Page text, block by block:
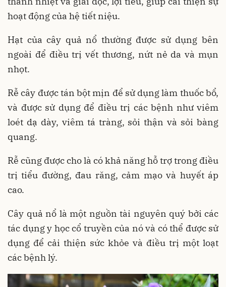
hoạt động của hệ tiết niệu.
Hạt của cây quả nổ thường được sử dụng bên
ngoài để điều trị vết thương, nứt nẻ da và mụn
nhọt.
Rễ cây được tán bột mịn để sử dụng làm thuốc bổ,
và được sử dụng để điều trị các bệnh như viêm
loét dạ dày, viêm tá tràng, sỏi thận và sỏi bàng
quang.
Rễ cũng được cho là có khả năng hỗ trợ trong điều
trị tiểu đường, đau răng, cảm mạo và huyết áp
cao.
Cây quả nổ là một nguồn tài nguyên quý bởi các
tác dụng y học cổ truyền của nó và có thể được sử
dụng để cải thiện sức khỏe và điều trị một loạt
các bệnh lý.